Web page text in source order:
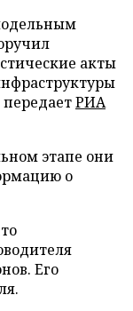
акты
передаетРИА
этапе они
о
Его